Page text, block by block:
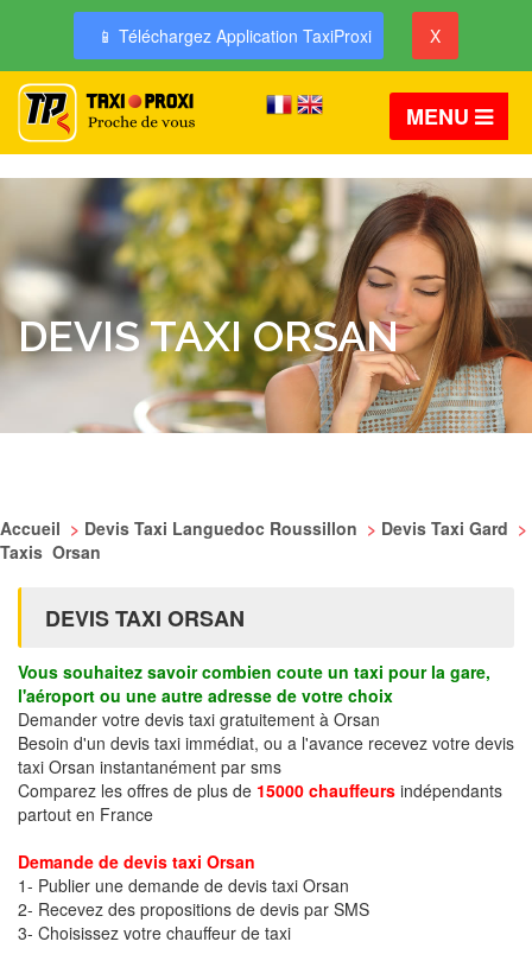
📱 Téléchargez Application TaxiProxi X
MENU
DEVIS TAXI ORSAN
Accueil > Devis Taxi Languedoc Roussillon > Devis Taxi Gard >
Taxis Orsan
DEVIS TAXI ORSAN
Vous souhaitez savoir combien coute un taxi pour la gare,
l'aéroport ou une autre adresse de votre choix
Demander votre devis taxi gratuitement à Orsan
Besoin d'un devis taxi immédiat, ou a l'avance recevez votre devis
taxi Orsan instantanément par sms
Comparez les offres de plus de 15000 chauffeurs indépendants
partout en France
Demande de devis taxi Orsan
1- Publier une demande de devis taxi Orsan
2- Recevez des propositions de devis par SMS
3- Choisissez votre chauffeur de taxi